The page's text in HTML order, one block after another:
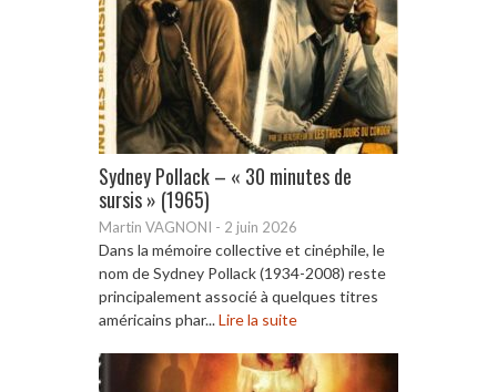
Sydney Pollack – « 30 minutes de
sursis » (1965)
Martin VAGNONI - 2 juin 2026
Dans la mémoire collective et cinéphile, le
nom de Sydney Pollack (1934-2008) reste
principalement associé à quelques titres
américains phar...Lire la suite